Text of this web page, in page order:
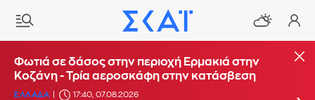
Φωτιά στο Στεφάνι Κορίνθου - Μήνυμα από το
112 για ετοιμότητα
ΕΛΛΑΔΑ 16:29, 07.08.2026
Φωτιά σε δάσος στην περιοχή Ερμακιά στην
Κοζάνη - Τρία αεροσκάφη στην κατάσβεση
ΕΛΛΑΔΑ 17:40, 07.08.2026